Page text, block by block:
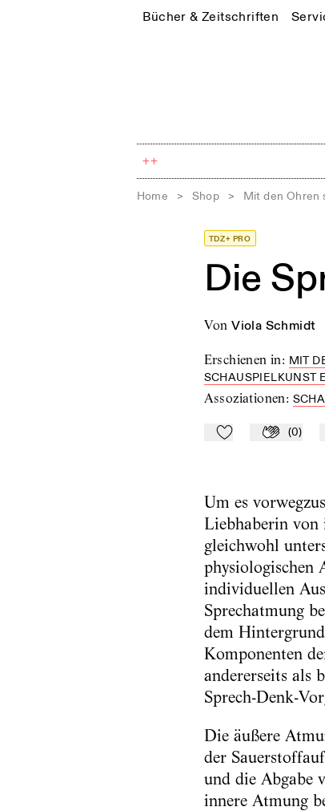
Bücher & Zeitschriften
++
Home > Shop > Mit den Ohren
TDZ+ PRO
Die
von Viola Schmidt
Erschienen in: MIT
SCHAUSPIELKUNST
Assoziationen:
Zu Mein-TdZApplaudieren
(0)
Um es
Liebhaberin von
gleichwohl
physiologischen
individuellen
Sprechatmung
dem
Komponenten
andererseits als
Sprech-Denk-
Die äußere
der
und die Abgabe
innere Atmung